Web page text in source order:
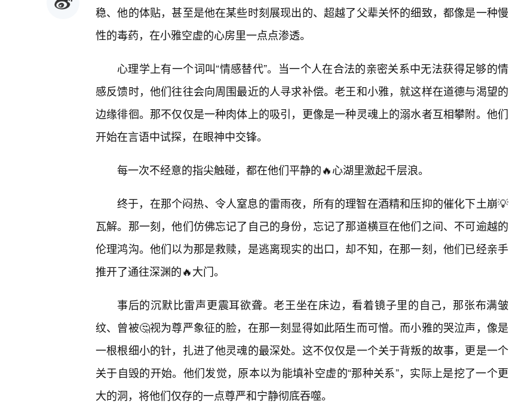
稳、他的体贴，甚至是他在某些时刻展现出的、超越了父辈关怀的细致，都像是一种慢
性的毒药，在小雅空虚的心房里一点点渗透。
心理学上有一个词叫“情感替代”。当一个人在合法的亲密关系中无法获得足够的情
感反馈时，他们往往会向周围最近的人寻求补偿。老王和小雅，就这样在道德与渴望的
边缘徘徊。那不仅仅是一种肉体上的吸引，更像是一种灵魂上的溺水者互相攀附。他们
开始在言语中试探，在眼神中交锋。
每一次不经意的指尖触碰，都在他们平静的🔥心湖里激起千层浪。
终于，在那个闷热、令人窒息的雷雨夜，所有的理智在酒精和压抑的催化下土崩💡
瓦解。那一刻，他们仿佛忘记了自己的身份，忘记了那道横亘在他们之间、不可逾越的
伦理鸿沟。他们以为那是救赎，是逃离现实的出口，却不知，在那一刻，他们已经亲手
推开了通往深渊的🔥大门。
事后的沉默比雷声更震耳欲聋。老王坐在床边，看着镜子里的自己，那张布满皱
纹、曾被🤔视为尊严象征的脸，在那一刻显得如此陌生而可憎。而小雅的哭泣声，像是
一根根细小的针，扎进了他灵魂的最深处。这不仅仅是一个关于背叛的故事，更是一个
关于自毁的开始。他们发觉，原本以为能填补空虚的“那种关系”，实际上是挖了一个更
大的洞，将他们仅存的一点尊严和宁静彻底吞噬。